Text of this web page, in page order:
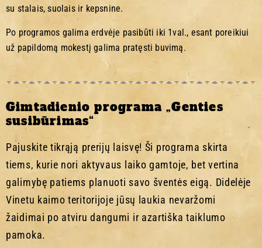
su stalais, suolais ir kepsnine.
Po programos galima erdvėje pasibūti iki 1val., esant poreikiui
už papildomą mokestį galima pratęsti buvimą.
Gimtadienio programa „Genties
susibūrimas“
Pajuskite tikrąją prerijų laisvę! Ši programa skirta
tiems, kurie nori aktyvaus laiko gamtoje, bet vertina
galimybę patiems planuoti savo šventės eigą. Didelėje
Vinetu kaimo teritorijoje jūsų laukia nevaržomi
žaidimai po atviru dangumi ir azartiška taiklumo
pamoka.